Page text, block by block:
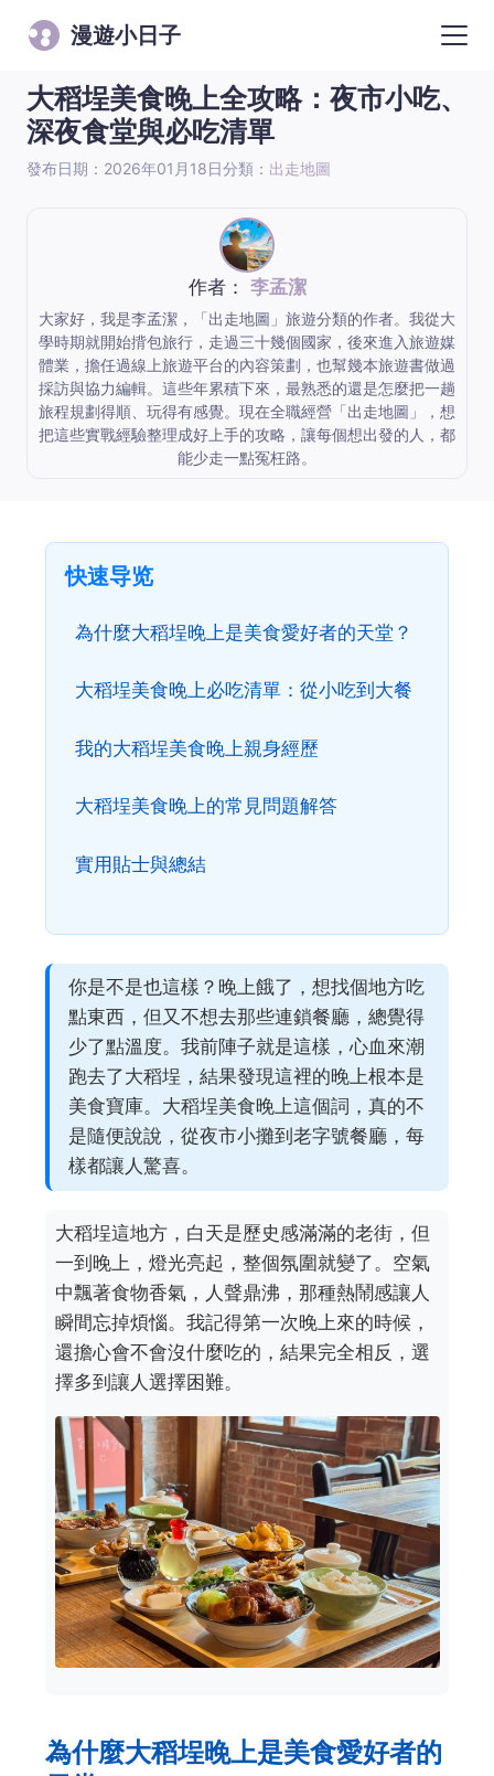
漫遊小日子
大稻埕美食晚上全攻略：夜市小吃、
深夜食堂與必吃清單
發布日期：2026年01月18日分類： 出走地圖
作者： 李孟潔
大家好，我是李孟潔，「出走地圖」旅遊分類的作者。我從大
學時期就開始揹包旅行，走過三十幾個國家，後來進入旅遊媒
體業，擔任過線上旅遊平台的內容策劃，也幫幾本旅遊書做過
採訪與協力編輯。這些年累積下來，最熟悉的還是怎麼把一趟
旅程規劃得順、玩得有感覺。現在全職經營「出走地圖」，想
把這些實戰經驗整理成好上手的攻略，讓每個想出發的人，都
能少走一點冤枉路。
快速导览
為什麼大稻埕晚上是美食愛好者的天堂？
大稻埕美食晚上必吃清單：從小吃到大餐
我的大稻埕美食晚上親身經歷
大稻埕美食晚上的常見問題解答
實用貼士與總結
你是不是也這樣？晚上餓了，想找個地方吃
點東西，但又不想去那些連鎖餐廳，總覺得
少了點溫度。我前陣子就是這樣，心血來潮
跑去了大稻埕，結果發現這裡的晚上根本是
美食寶庫。大稻埕美食晚上這個詞，真的不
是隨便說說，從夜市小攤到老字號餐廳，每
樣都讓人驚喜。
大稻埕這地方，白天是歷史感滿滿的老街，但
一到晚上，燈光亮起，整個氛圍就變了。空氣
中飄著食物香氣，人聲鼎沸，那種熱鬧感讓人
瞬間忘掉煩惱。我記得第一次晚上來的時候，
還擔心會不會沒什麼吃的，結果完全相反，選
擇多到讓人選擇困難。
為什麼大稻埕晚上是美食愛好者的